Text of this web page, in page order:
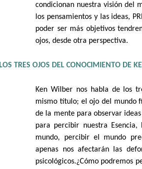
condicionan nuestra visión del
los pensamientos y las ideas,
poder ser más objetivos
ojos, desde otra perspectiva.
LOS TRES OJOS DEL CONOCIMIENTO DE
Ken Wilber nos habla de los
mismo título; el ojo del mundo
de la mente para observar
para percibir nuestra Esencia,
mundo, percibir el mundo
apenas nos afectarán las
psicológicos.¿Cómo podremos